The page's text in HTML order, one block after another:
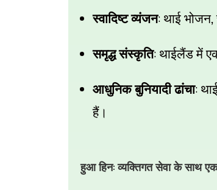
स्वादिष्ट व्यंजन: थाई भोजन,
समृद्ध संस्कृति: थाईलैंड में
आधुनिक बुनियादी ढांचा:
हैं।
हुआ हिन:व्यक्तिगत सेवा के साथ